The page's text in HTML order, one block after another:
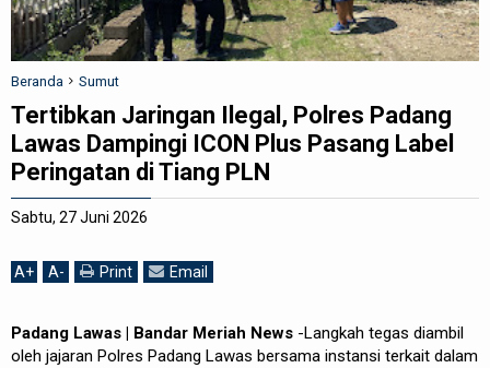
Beranda Sumut
Tertibkan Jaringan Ilegal, Polres Padang
Lawas Dampingi ICON Plus Pasang Label
Peringatan di Tiang PLN
Sabtu, 27 Juni 2026
A+ A- Print Email
Padang Lawas | Bandar Meriah News -Langkah tegas diambil
oleh jajaran Polres Padang Lawas bersama instansi terkait dalam
REDAKSI